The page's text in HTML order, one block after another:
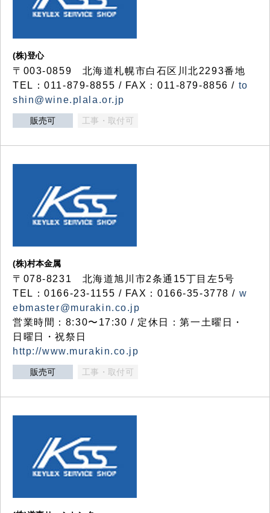
(株)登心
〒003-0859 北海道札幌市白石区川北2293番地
TEL：011-879-8855 / FAX：011-879-8856 / to
shin@wine.plala.or.jp
販売可 工事・取付可
(株)村本金属
〒078-8231 北海道旭川市2条通15丁目左5号
TEL：0166-23-1155 / FAX：0166-35-3778 / w
ebmaster@murakin.co.jp
営業時間：8:30〜17:30 / 定休日：第一土曜日・
日曜日・祝祭日
http://www.murakin.co.jp
販売可 工事・取付可